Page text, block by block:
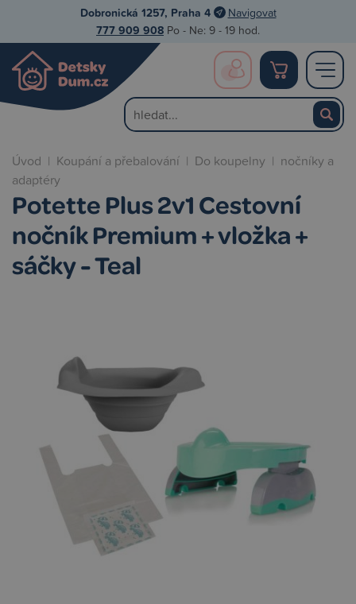
Dobronická 1257, Praha 4 Navigovat
777 909 908 Po - Ne: 9 - 19 hod.
Úvod | Koupání a přebalování | Do koupelny | nočníky a
adaptéry
Potette Plus 2v1 Cestovní
nočník Premium + vložka +
sáčky - Teal